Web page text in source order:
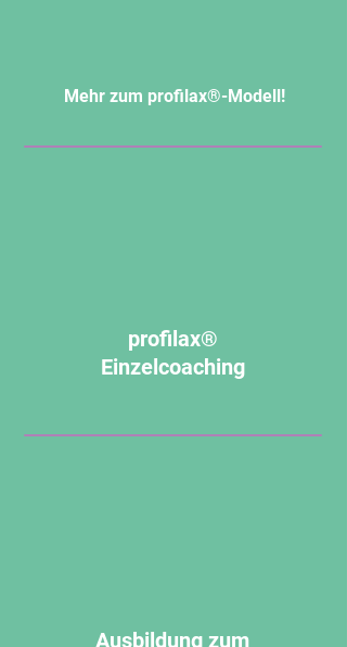
Mehr zum profilax®-Modell!
profilax®
Einzelcoaching
Ausbildung zum